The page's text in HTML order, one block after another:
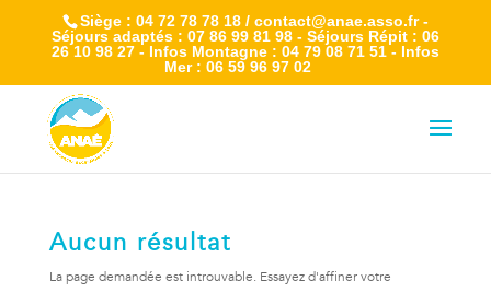
Siège : 04 72 78 78 18 / contact@anae.asso.fr -
Séjours adaptés : 07 86 99 81 98 - Séjours Répit : 06
26 10 98 27 - Infos Montagne : 04 79 08 71 51 - Infos
Mer : 06 59 96 97 02
Aucun résultat
La page demandée est introuvable. Essayez d'affiner votre